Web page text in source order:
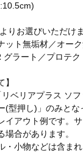
りお選びいただけま
ット無垢材／オー
グラート／プロテ
】
ベリアプラス ソ
(型押し)」のみとな
イアウト例です。
場合があります。
小物などは含まれ